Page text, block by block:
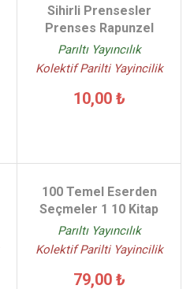
Sihirli Prensesler
Prenses Rapunzel
Parıltı Yayıncılık
Kolektif Parilti Yayincilik
10,00 ₺
100 Temel Eserden
Seçmeler 1 10 Kitap
Parıltı Yayıncılık
Kolektif Parilti Yayincilik
79,00 ₺